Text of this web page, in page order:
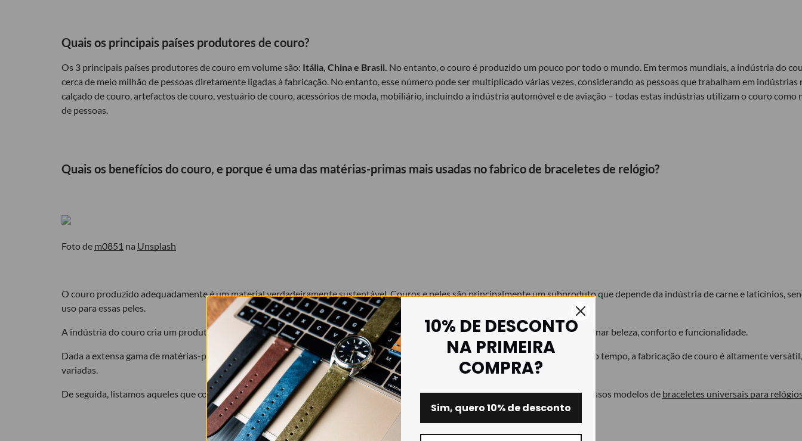
Quais os principais países produtores de couro?
Os 3 principais países produtores de couro em volume são: Itália, China e Brasil. No entanto, o couro é produzido um pouco por todo o mundo. Em termos mundiais, a indústria do
cerca de meio milhão de pessoas diretamente ligadas à fabricação. No entanto, esse número pode ser multiplicado várias vezes, considerando as pessoas que trabalham em
calçado de couro, artefactos de couro, vestuário de couro, acessórios de moda, mobiliário, incluindo a indústria automóvel e de aviação – todas estas indústrias utilizam o couro
de pessoas.
Quais os benefícios do couro, e porque é uma das matérias-primas mais usadas no fabrico de braceletes de relógio?
Foto de m0851 na Unsplash
O couro produzido adequadamente é um material verdadeiramente sustentável. Couros e peles são principalmente um subproduto que depende da indústria de carne e laticínios,
uso para essas peles.
A indústria do couro cria um produto que é simultaneamente natural e duradouro – o couro é único na sua sua capacidade de combinar beleza, conforto e funcionalidade.
Dada a extensa gama de matérias-primas com propriedades diferentes e os muitos processos produtivos, desenvolvidos ao longo do tempo, a fabricação de couro é altamente
variadas.
De seguida, listamos aqueles que consideramos serem os principais benefícios da utilização de couro, na produção de alguns dos nossos modelos de braceletes universais para
10% DE DESCONTO
NA PRIMEIRA
COMPRA?
Sim, quero 10% de desconto